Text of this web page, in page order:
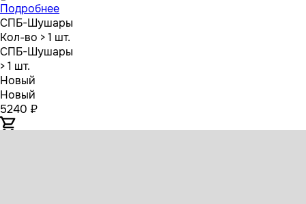
Подробнее
СПБ-Шушары
Кол-во > 1 шт.
СПБ-Шушары
> 1 шт.
Новый
Новый
5240 ₽